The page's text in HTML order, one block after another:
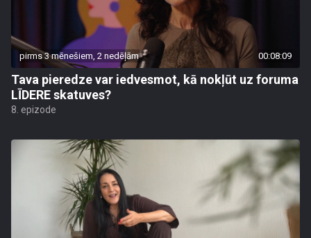
pirms 3 mēnešiem, 2 nedēļām 00:08:09
Tava pieredze var iedvesmot, kā nokļūt uz foruma
LĪDERE skatuves?
8. epizode